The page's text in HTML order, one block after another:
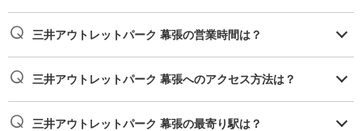
三井アウトレットパーク 幕張の営業時間は？
三井アウトレットパーク 幕張へのアクセス方法は？
三井アウトレットパーク 幕張の最寄り駅は？